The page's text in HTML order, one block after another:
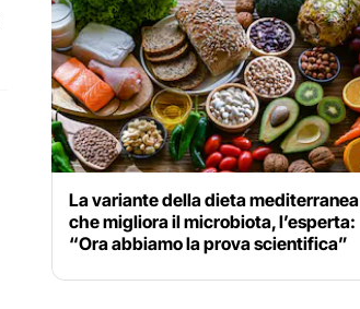
La variante della dieta mediterranea
che migliora il microbiota, l’esperta:
“Ora abbiamo la prova scientifica”